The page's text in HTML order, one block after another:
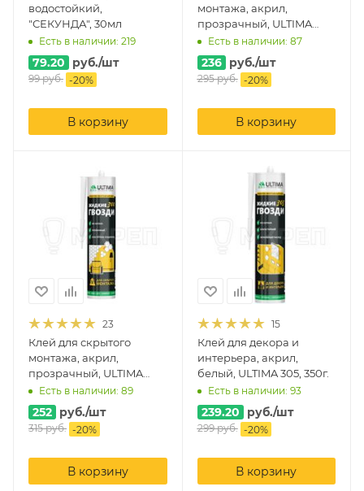
водостойкий,
"СЕКУНДА", 30мл
Есть в наличии: 219
79.20 руб./шт
99руб. -20%
В корзину
монтажа, акрил,
прозрачный, ULTIMA
300, 250г.
Есть в наличии: 87
236 руб./шт
295руб. -20%
В корзину
23
Клей для скрытого
монтажа, акрил,
прозрачный, ULTIMA
300, 300г.
Есть в наличии: 89
252 руб./шт
315руб. -20%
В корзину
15
Клей для декора и
интерьера, акрил,
белый, ULTIMA 305, 350г.
Есть в наличии: 93
239.20 руб./шт
299руб. -20%
В корзину